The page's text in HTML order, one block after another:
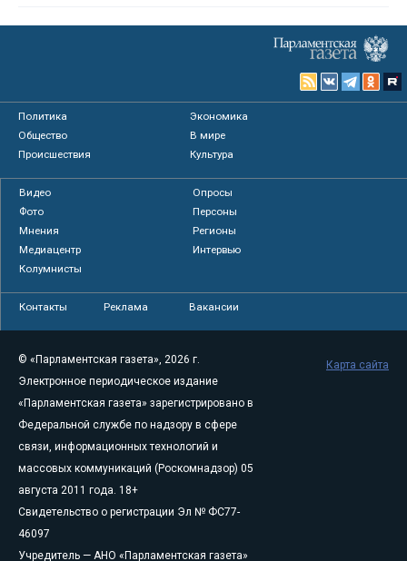
Политика
Экономика
Общество
В мире
Происшествия
Культура
Видео
Опросы
Фото
Персоны
Мнения
Регионы
Медиацентр
Интервью
Колумнисты
Контакты Реклама Вакансии
© «Парламентская газета», 2026 г.
Электронное периодическое издание
«Парламентская газета» зарегистрировано в
Федеральной службе по надзору в сфере
связи, информационных технологий и
массовых коммуникаций (Роскомнадзор) 05
августа 2011 года. 18+
Свидетельство о регистрации Эл № ФС77-
46097
Учредитель — АНО «Парламентская газета»
Карта сайта